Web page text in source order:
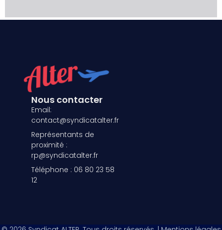
Nous contacter
Email:
contact@syndicatalter.fr
Représentants de
proximité :
rp@syndicatalter.fr
Téléphone : 06 80 23 58
12